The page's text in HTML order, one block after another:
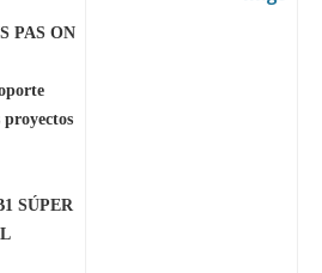
PAS ON
proyectos
SÚPER